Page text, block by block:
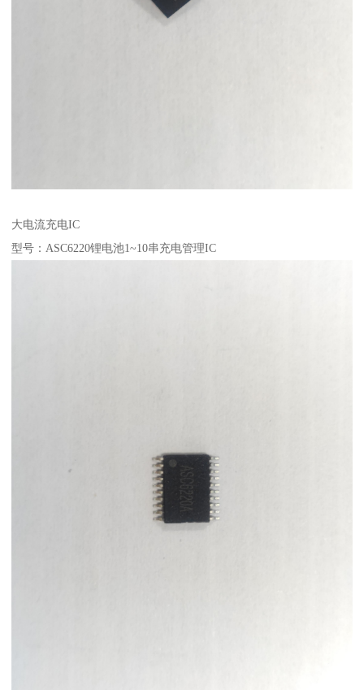
大电流充电IC
型号：ASC6220锂电池1~10串充电管理IC